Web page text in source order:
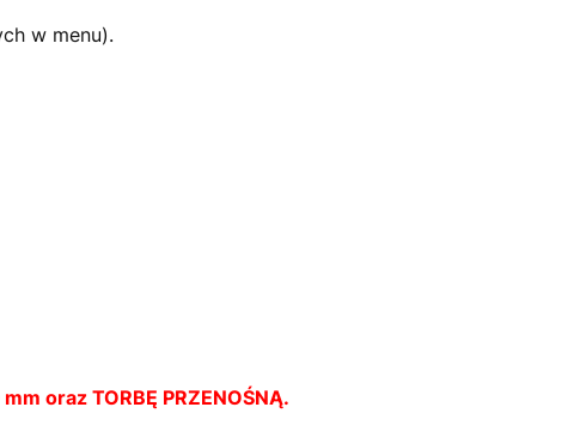
w menu).
oraz TORBĘ PRZENOŚNĄ.